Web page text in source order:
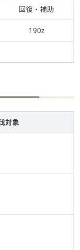
回復・補助
190z
対象